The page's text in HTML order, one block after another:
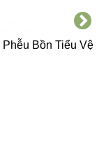
Bồn Tiểu Vệ